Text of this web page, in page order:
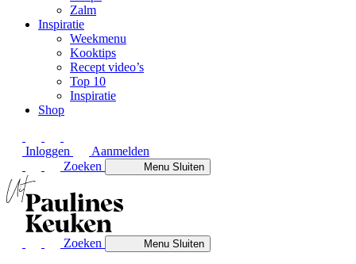
Zalm
Inspiratie
Weekmenu
Kooktips
Recept video’s
Top 10
Inspiratie
Shop
Inloggen
Aanmelden
Zoeken
MenuSluiten
Zoeken MenuSluiten